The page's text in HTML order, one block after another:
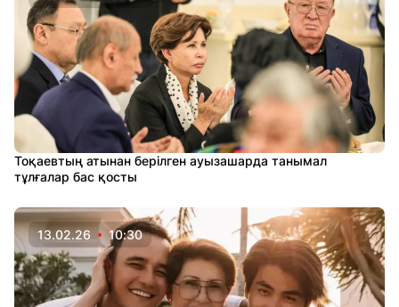
Тоқаевтың атынан берілген ауызашарда танымал
тұлғалар бас қосты
13.02.26 10:30